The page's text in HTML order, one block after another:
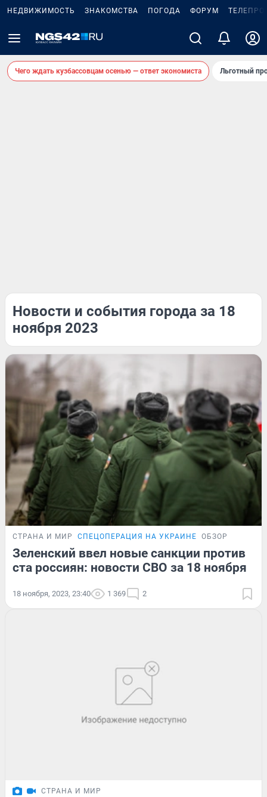
НЕДВИЖИМОСТЬ ЗНАКОМСТВА ПОГОДА ФОРУМ
Чего ждать кузбассовцам осенью — ответ экономиста Льготный
Новости и события города за 18
ноября 2023
СТРАНА И МИР СПЕЦОПЕРАЦИЯ НА УКРАИНЕ ОБЗОР
Зеленский ввел новые санкции против
ста россиян: новости СВО за 18 ноября
18 ноября, 2023, 23:40 1 369 2
СТРАНА И МИР